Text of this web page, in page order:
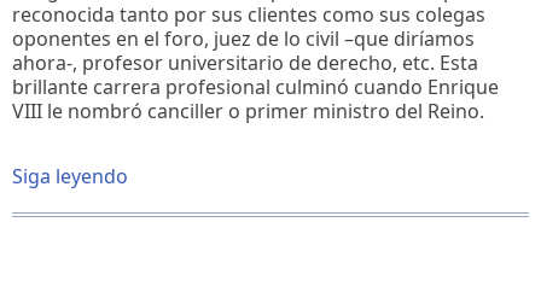
reconocida tanto por sus clientes como sus colegas
oponentes en el foro, juez de lo civil –que diríamos
ahora-, profesor universitario de derecho, etc. Esta
brillante carrera profesional culminó cuando Enrique
VIII le nombró canciller o primer ministro del Reino.
Siga leyendo
abogado